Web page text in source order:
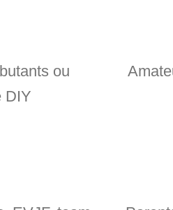
ou
DIY